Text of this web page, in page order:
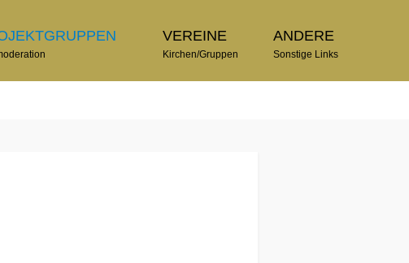
VEREINE
Kirchen/Gruppen
ANDERE
Sonstige Links